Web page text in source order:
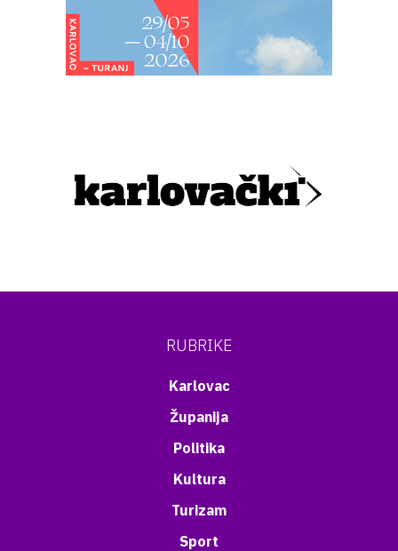
RUBRIKE
Karlovac
Županija
Politika
Kultura
Turizam
Sport